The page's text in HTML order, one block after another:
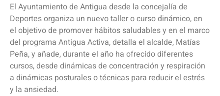
El Ayuntamiento de Antigua desde la concejalía de
Deportes organiza un nuevo taller o curso dinámico, en
el objetivo de promover hábitos saludables y en el marco
del programa Antigua Activa, detalla el alcalde, Matías
Peña, y añade, durante el año ha ofrecido diferentes
cursos, desde dinámicas de concentración y respiración
a dinámicas posturales o técnicas para reducir el estrés
y la ansiedad.